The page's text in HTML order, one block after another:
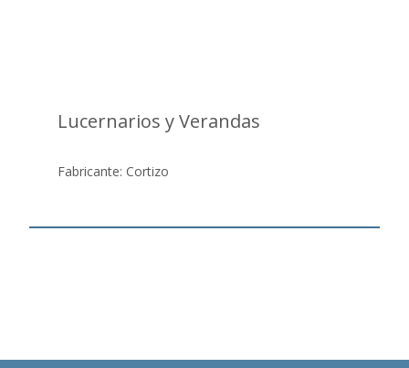
Lucernarios y Verandas
Fabricante: Cortizo